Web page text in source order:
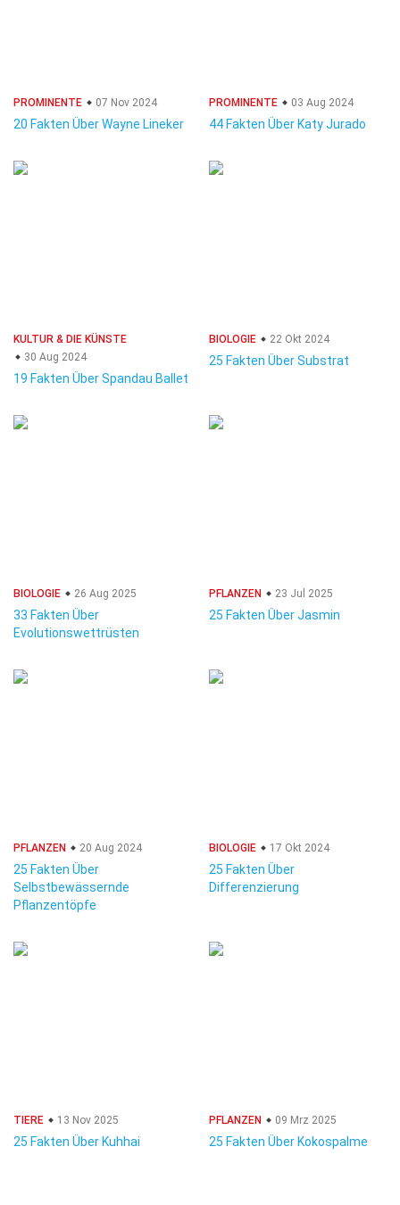
PROMINENTE 07 Nov 2024
20 Fakten Über Wayne Lineker
PROMINENTE 03 Aug 2024
44 Fakten Über Katy Jurado
KULTUR & DIE KÜNSTE
30 Aug 2024
19 Fakten Über Spandau Ballet
BIOLOGIE 22 Okt 2024
25 Fakten Über Substrat
BIOLOGIE 26 Aug 2025
33 Fakten Über
Evolutionswettrüsten
PFLANZEN 23 Jul 2025
25 Fakten Über Jasmin
PFLANZEN 20 Aug 2024
25 Fakten Über
Selbstbewässernde
Pflanzentöpfe
BIOLOGIE 17 Okt 2024
25 Fakten Über
Differenzierung
TIERE 13 Nov 2025
25 Fakten Über Kuhhai
PFLANZEN 09 Mrz 2025
25 Fakten Über Kokospalme